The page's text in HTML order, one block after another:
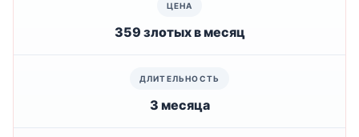
359 злотых в месяц
3 месяца